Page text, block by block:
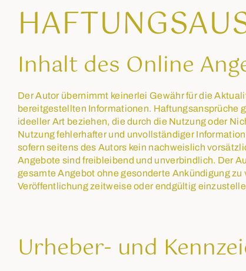
Inhalt des Online
Der Autor übernimmt keinerlei Gewähr für die
bereitgestellten Informationen. Haftungsansprüche
ideeller Art beziehen, die durch die Nutzung oder
Nutzung fehlerhafter und unvollständiger
sofern seitens des Autors kein nachweislich
Angebote sind freibleibend und unverbindlich. Der
gesamte Angebot ohne gesonderte Ankündigung
Veröffentlichung zeitweise oder endgültig
Urheber- und